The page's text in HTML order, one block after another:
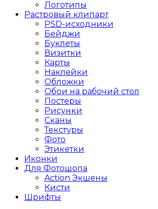
Логотипы
Растровый клипарт
PSD-исходники
Бейджи
Буклеты
Визитки
Карты
Наклейки
Обложки
Обои на рабочий стол
Постеры
Рисунки
Сканы
Текстуры
Фото
Этикетки
Иконки
Для Фотошопа
Action Экшены
Кисти
Шрифты